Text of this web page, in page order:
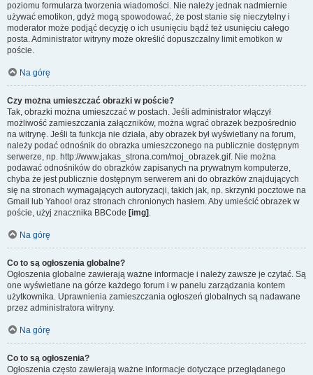
poziomu formularza tworzenia wiadomości. Nie należy jednak nadmiernie
używać emotikon, gdyż mogą spowodować, że post stanie się nieczytelny i
moderator może podjąć decyzję o ich usunięciu bądź też usunięciu całego
posta. Administrator witryny może określić dopuszczalny limit emotikon w
poście.
Na górę
Czy można umieszczać obrazki w poście?
Tak, obrazki można umieszczać w postach. Jeśli administrator włączył
możliwość zamieszczania załączników, można wgrać obrazek bezpośrednio
na witrynę. Jeśli ta funkcja nie działa, aby obrazek był wyświetlany na forum,
należy podać odnośnik do obrazka umieszczonego na publicznie dostępnym
serwerze, np. http://www.jakas_strona.com/moj_obrazek.gif. Nie można
podawać odnośników do obrazków zapisanych na prywatnym komputerze,
chyba że jest publicznie dostępnym serwerem ani do obrazków znajdujących
się na stronach wymagających autoryzacji, takich jak, np. skrzynki pocztowe na
Gmail lub Yahoo! oraz stronach chronionych hasłem. Aby umieścić obrazek w
poście, użyj znacznika BBCode [img] .
Na górę
Co to są ogłoszenia globalne?
Ogłoszenia globalne zawierają ważne informacje i należy zawsze je czytać. Są
one wyświetlane na górze każdego forum i w panelu zarządzania kontem
użytkownika. Uprawnienia zamieszczania ogłoszeń globalnych są nadawane
przez administratora witryny.
Na górę
Co to są ogłoszenia?
Ogłoszenia często zawierają ważne informacje dotyczące przeglądanego